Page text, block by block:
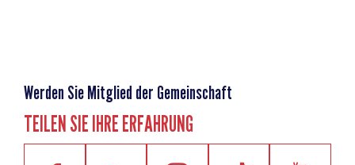
Werden Sie Mitglied der Gemeinschaft
TEILEN SIE IHRE ERFAHRUNG